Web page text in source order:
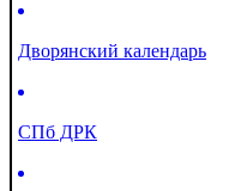
Дворянский календарь
СПб ДРК